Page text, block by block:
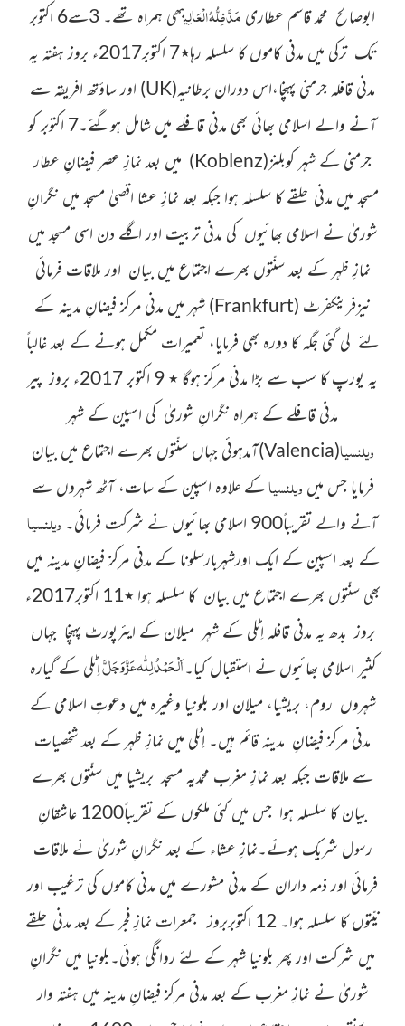
ابوصالح محمد قاسم عطاری مَدَّظِلُّہُ الْعَالِی
بھی ہمراہ تھے۔ 3سے6 اکتوبر
تک ترکی میں مدنی کاموں کا سلسلہ رہا٭7 اکتوبر2017ء بروز ہفتہ یہ
مدنی قافلہ جرمنی پہنچا،اس دوران برطانیہ(
UK
) اور ساؤتھ افریقہ سے
آنے والے اسلامی بھائی بھی مدنی قافلے میں شامل ہوگئے۔7 اکتوبر کو
جرمنی کے شہر کوبلنز(
Koblenz
) میں بعد نمازِ عصر فیضانِ عطار
مسجد میں مدنی حلقے کا سلسلہ ہوا جبکہ بعد نمازِ عشا اقصیٰ مسجد میں نگرانِ
شوریٰ نے اسلامی بھائیوں کی مدنی تربیت اور اگلے دن اسی مسجد میں
نمازِ ظہر کے بعد سنّتوں بھرے اجتماع میں بیان اور ملاقات فرمائی
نیزفرینکفرٹ (
Frankfurt
)شہر میں مدنی مرکز فیضانِ مدینہ کے
لئے لی گئی جگہ کا دورہ بھی فرمایا، تعمیرات مکمل ہونے کے بعد غالباً
یہ یورپ کا سب سے بڑا مدنی مرکز ہوگا
٭ 9 اکتوبر 2017ء بروز پیر
مدنی قافلے کے ہمراہ نگرانِ شوریٰ کی اسپین کے شہر
ویلنسیا(
Valencia
)آمدہوئی جہاں سنّتوں بھرے اجتماع میں بیان
فرمایا جس میں ویلنسیاکے علاوہ اسپین کے سات، آٹھ شہروں سے
آنے والے تقریباً900 اسلامی بھائیوں نے شرکت فرمائی۔
ویلنسیا
کے بعد اسپین کے ایک اورشہربارسلونا کے مدنی مرکز فیضانِ مدینہ میں
بھی سنّتوں بھرے اجتماع میں بیان کا سلسلہ ہوا ٭11 اکتوبر2017ء
بروز بدھ یہ مدنی قافلہ اِٹلی کے شہر میلان کے ایئرپورٹ پہنچا جہاں
کثیر اسلامی بھائیوں نے استقبال کیا۔اَلْحَمْدُلِلّٰہعَزَّ وَجَلَّاِٹلی کے گیارہ
شہروں روم، بریشیا، میلان اور بلونیا وغیرہ میں دعوتِ اسلامی کے
مدنی مرکز فیضانِ مدینہ قائم ہیں۔ اِٹلی میں نمازِ ظہر کے بعد شخصیات
سے ملاقات جبکہ بعد نمازِ مغرب محمدیہ مسجد بریشیا میں سنّتوں بھرے
بیان کا سلسلہ ہوا جس میں کئی ملکوں کے تقریباً1200 عاشقانِ
رسول شریک ہوئے۔نمازِ عشاء کے بعد نگرانِ شوریٰ نے ملاقات
فرمائی اور ذمہ داران کے مدنی مشورے میں مدنی کاموں کی ترغیب اور
نیّتوں کا سلسلہ ہوا۔ 12 اکتوبربروز جمعرات نمازِ فجر کے بعد مدنی حلقے
میں شرکت اور پھر بلونیا شہر کے لئے روانگی ہوئی۔بلونیا میں نگرانِ
شوریٰ نے نمازِ مغرب کے بعد مدنی مرکز فیضانِ مدینہ میں ہفتہ وار